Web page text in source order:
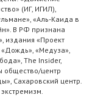
(ИГ, ИГИЛ),
«Аль-Каида в
В РФ признана
издания «Проект
«Медуза»,
The Insider,
общество/центр
Сахаровский центр.